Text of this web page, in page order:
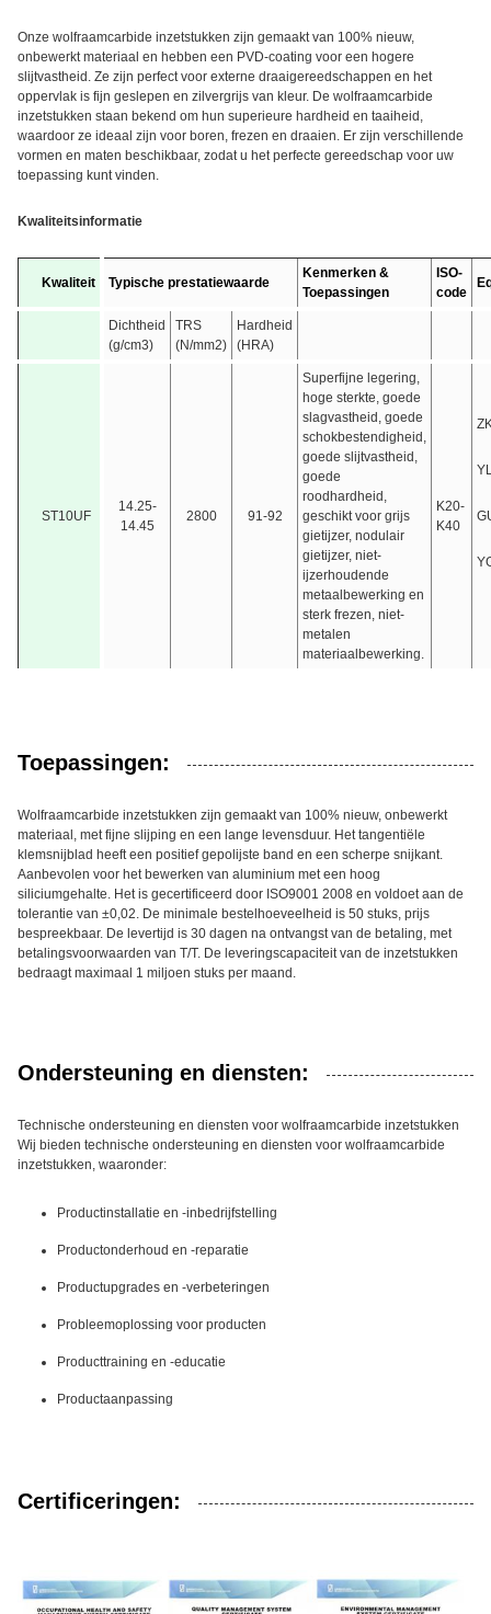
Onze wolfraamcarbide inzetstukken zijn gemaakt van 100% nieuw,
onbewerkt materiaal en hebben een PVD-coating voor een hogere
slijtvastheid. Ze zijn perfect voor externe draaigereedschappen en het
oppervlak is fijn geslepen en zilvergrijs van kleur. De wolfraamcarbide
inzetstukken staan bekend om hun superieure hardheid en taaiheid,
waardoor ze ideaal zijn voor boren, frezen en draaien. Er zijn verschillende
vormen en maten beschikbaar, zodat u het perfecte gereedschap voor uw
toepassing kunt vinden.
Kwaliteitsinformatie
Kwaliteit Typische prestatiewaarde
Kenmerken &
Toepassingen
ISO-
code
Dichtheid
(g/cm3)
TRS
(N/mm2)
Hardheid
(HRA)
ST10UF
14.25-
14.45
2800 91-92
Superfijne legering,
hoge sterkte, goede
slagvastheid, goede
schokbestendigheid,
goede slijtvastheid,
goede
roodhardheid,
geschikt voor grijs
gietijzer, nodulair
gietijzer, niet-
ijzerhoudende
metaalbewerking en
sterk frezen, niet-
metalen
materiaalbewerking.
K20-
K40
Toepassingen:
Wolfraamcarbide inzetstukken zijn gemaakt van 100% nieuw, onbewerkt
materiaal, met fijne slijping en een lange levensduur. Het tangentiële
klemsnijblad heeft een positief gepolijste band en een scherpe snijkant.
Aanbevolen voor het bewerken van aluminium met een hoog
siliciumgehalte. Het is gecertificeerd door ISO9001 2008 en voldoet aan de
tolerantie van ±0,02. De minimale bestelhoeveelheid is 50 stuks, prijs
bespreekbaar. De levertijd is 30 dagen na ontvangst van de betaling, met
betalingsvoorwaarden van T/T. De leveringscapaciteit van de inzetstukken
bedraagt maximaal 1 miljoen stuks per maand.
Ondersteuning en diensten:
Technische ondersteuning en diensten voor wolfraamcarbide inzetstukken
Wij bieden technische ondersteuning en diensten voor wolfraamcarbide
inzetstukken, waaronder:
Productinstallatie en -inbedrijfstelling
Productonderhoud en -reparatie
Productupgrades en -verbeteringen
Probleemoplossing voor producten
Producttraining en -educatie
Productaanpassing
Certificeringen: